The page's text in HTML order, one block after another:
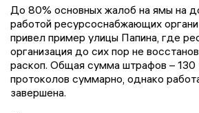
До 80% основных жалоб на ямы на
работой ресурсоснабжающих
привел пример улицы Папина, где
организация до сих пор не
раскоп. Общая сумма штрафов – 130
протоколов суммарно, однако
завершена.